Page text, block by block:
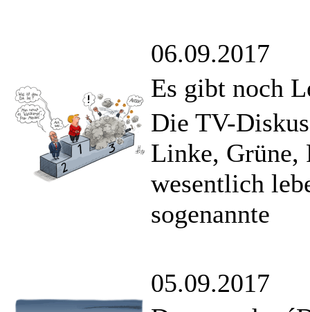
06.09.2017
Es gibt noch
Die TV-
Linke, Grüne,
wesentlich
sogenannte
05.09.2017